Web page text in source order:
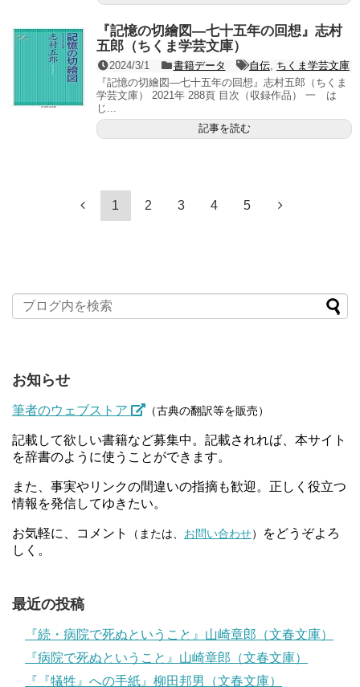
『記憶の切繪図―七十五年の回想』志村
五郎（ちくま学芸文庫）
2024/3/1 書籍データ 自伝, ちくま学芸文庫
『記憶の切繪図―七十五年の回想』志村五郎（ちくま
学芸文庫） 2021年 288頁 目次（収録作品） 一 は
じ...
記事を読む
1 2 3 4 5
お知らせ
筆者のウェブストア （古典の翻訳等を販売）
記載して欲しい書籍など募集中。記載されれば、本サイト
を辞書のように使うことができます。
また、事実やリンクの間違いの指摘も歓迎。正しく役立つ
情報を発信してゆきたい。
お気軽に、コメント （または、 お問い合わせ）
をどうぞよろ
しく。
最近の投稿
『続・病院で死ぬということ』山崎章郎（文春文庫）
『病院で死ぬということ』山崎章郎（文春文庫）
『『犠牲』への手紙』柳田邦男（文春文庫）